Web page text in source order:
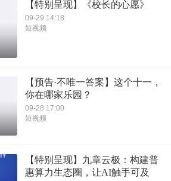
【特别呈现】《校长的心愿》
09-29 14:18
短视频
【预告·不唯一答案】这个十一，
你在哪家乐园？
09-28 17:00
短视频
【特别呈现】九章云极：构建普
惠算力生态圈，让AI触手可及